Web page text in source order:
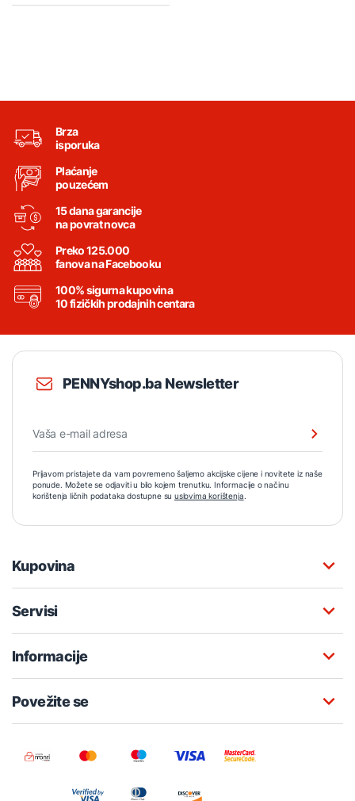
Brza
isporuka
Plaćanje
pouzećem
15 dana garancije
na povrat novca
Preko 125.000
fanova na Facebooku
100% sigurna kupovina
10 fizičkih prodajnih centara
PENNYshop.ba Newsletter
Prijavom pristajete da vam povremeno šaljemo akcijske cijene i novitete iz naše
ponude. Možete se odjaviti u bilo kojem trenutku. Informacije o načinu
korištenja ličnih podataka dostupne su uslovima korištenja.
Kupovina
Servisi
Informacije
Povežite se